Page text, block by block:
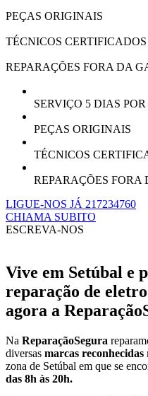
PEÇAS ORIGINAIS
TÉCNICOS CERTIFICADOS
REPARAÇÕES FORA DA
SERVIÇO 5 DIAS
PEÇAS ORIGINAIS
TÉCNICOS
REPARAÇÕES
LIGUE-NOS JÁ 217234760
CHIAMA SUBITO
ESCREVA-NOS
Vive em Setúbal e
reparação de
agora a
Na ReparaçãoSegura
diversas marcas reconhecidas
zona de Setúbal em que se
das 8h às 20h.